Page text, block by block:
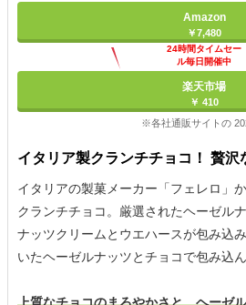
Amazon
￥7,480
24時間タイムセー
ル毎日開催中
楽天市場
￥ 410
※各社通販サイトの
イタリア製クランチチョコ！ 贅沢
イタリアの製菓メーカー「フェレロ」
クランチチョコ。厳選されたヘーゼル
ナッツクリームとウエハースが包み込
いたヘーゼルナッツとチョコで包み込ん
上質なチョコのまろやかさと、ヘーゼ